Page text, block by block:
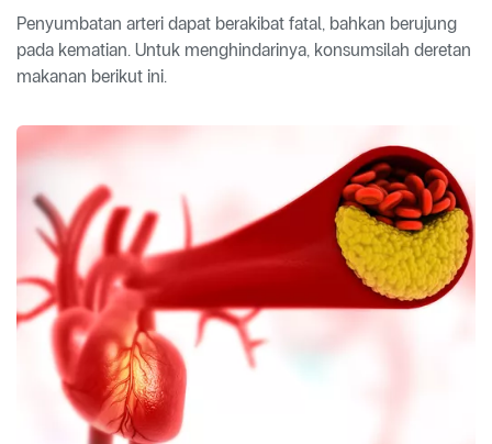
Penyumbatan arteri dapat berakibat fatal, bahkan berujung
pada kematian. Untuk menghindarinya, konsumsilah deretan
makanan berikut ini.